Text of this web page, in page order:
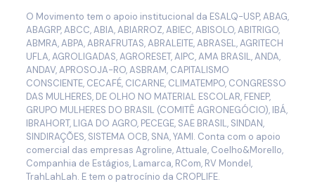
O Movimento tem o apoio institucional da ESALQ-USP, ABAG,
ABAGRP, ABCC, ABIA, ABIARROZ, ABIEC, ABISOLO, ABITRIGO,
ABMRA, ABPA, ABRAFRUTAS, ABRALEITE, ABRASEL, AGRITECH
UFLA, AGROLIGADAS, AGRORESET, AIPC, AMA BRASIL, ANDA,
ANDAV, APROSOJA-RO, ASBRAM, CAPITALISMO
CONSCIENTE, CECAFÉ, CICARNE, CLIMATEMPO, CONGRESSO
DAS MULHERES, DE OLHO NO MATERIAL ESCOLAR, FENEP,
GRUPO MULHERES DO BRASIL (COMITÊ AGRONEGÓCIO), IBÁ,
IBRAHORT, LIGA DO AGRO, PECEGE, SAE BRASIL, SINDAN,
SINDIRAÇÕES, SISTEMA OCB, SNA, YAMI. Conta com o apoio
comercial das empresas Agroline, Attuale, Coelho&Morello,
Companhia de Estágios, Lamarca, RCom, RV Mondel,
TrahLahLah. E tem o patrocínio da CROPLIFE.